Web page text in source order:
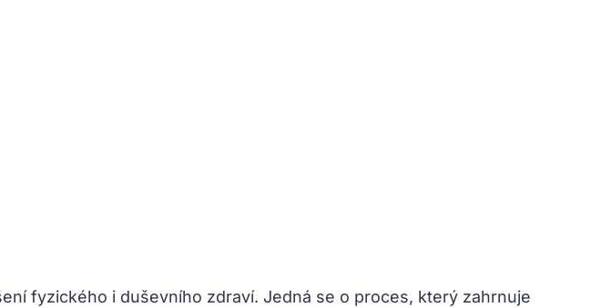
fyzického i duševního zdraví. Jedná se o proces, který zahrnuje